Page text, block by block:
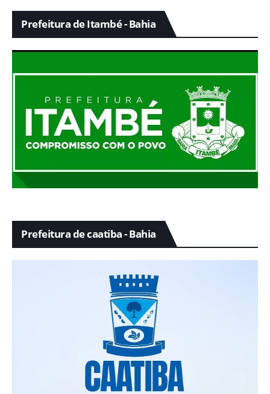
Prefeitura de Itambé - Bahia
Prefeitura de caatiba - Bahia